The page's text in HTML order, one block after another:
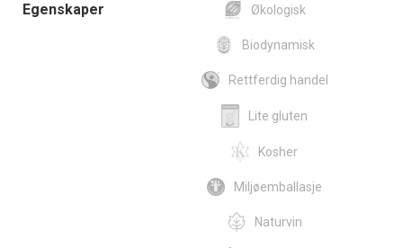
Egenskaper Økologisk
Biodynamisk
Rettferdig handel
Lite gluten
Kosher
Miljøemballasje
Naturvin